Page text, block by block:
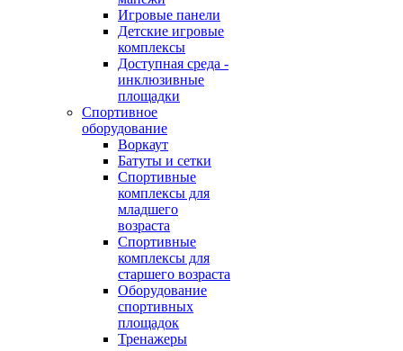
Игровые панели
Детские игровые
комплексы
Доступная среда -
инклюзивные
площадки
Спортивное
оборудование
Воркаут
Батуты и сетки
Спортивные
комплексы для
младшего
возраста
Спортивные
комплексы для
старшего возраста
Оборудование
спортивных
площадок
Тренажеры